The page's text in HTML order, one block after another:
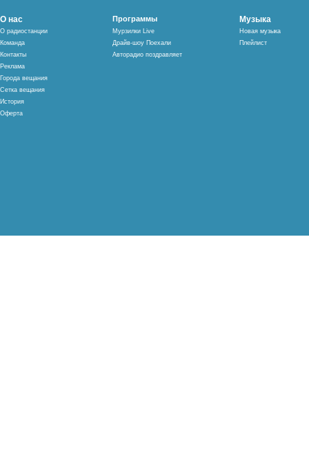
О нас
О радиостанции
Команда
Контакты
Реклама
Города вещания
Сетка вещания
История
Оферта
Программы
Мурзилки Live
Драйв-шоу Поехали
Авторадио поздравляет
Музыка
Новая музыка
Плейлист